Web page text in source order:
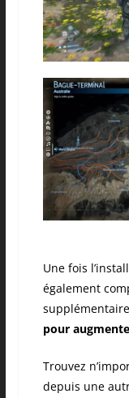
Une fois
également
pour
Trouvez
depuis une